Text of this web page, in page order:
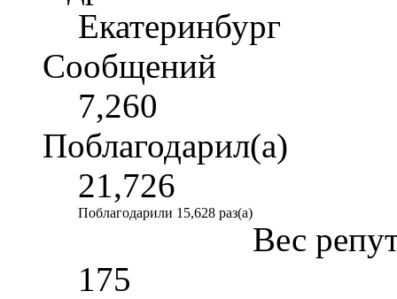
Екатеринбург
Сообщений
7,260
Поблагодарил(а)
21,726
Поблагодарили 15,628 раз(а)
Вес
175